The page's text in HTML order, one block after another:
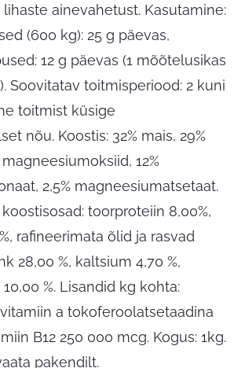
ainevahetust. Kasutamine:
(600 kg): 25 g päevas,
12 g päevas (1 mõõtelusikas
Soovitatav toitmisperiood: 2 kuni
toitmist küsige
nõu. Koostis: 32% mais, 29%
12%
2,5% magneesiumatsetaat.
toorproteiin 8,00%,
rafineerimata õlid ja rasvad
28,00 %, kaltsium 4,70 %,
%. Lisandid kg kohta:
a tokoferoolatsetaadina
B12 250 000 mcg. Kogus: 1kg.
pakendilt.